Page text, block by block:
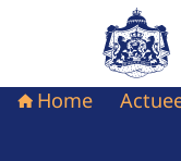
Naar
Home